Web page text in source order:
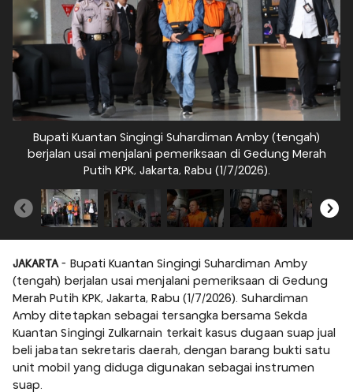
Bupati Kuantan Singingi Suhardiman Amby (tengah)
berjalan usai menjalani pemeriksaan di Gedung Merah
Putih KPK, Jakarta, Rabu (1/7/2026).
JAKARTA - Bupati Kuantan Singingi Suhardiman Amby
(tengah) berjalan usai menjalani pemeriksaan di Gedung
Merah Putih KPK, Jakarta, Rabu (1/7/2026). Suhardiman
Amby ditetapkan sebagai tersangka bersama Sekda
Kuantan Singingi Zulkarnain terkait kasus dugaan suap jual
beli jabatan sekretaris daerah, dengan barang bukti satu
unit mobil yang diduga digunakan sebagai instrumen
suap.